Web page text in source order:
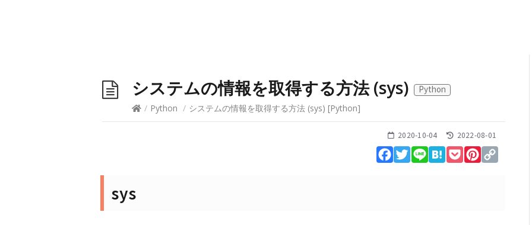
システムの情報を取得する方法 (sys)
Python
/ Python / システムの情報を取得する方法 (sys) [Python]
2020-10-04 2022-08-01
Facebook
Twitter
Line HatenaPocketPinterest
sys